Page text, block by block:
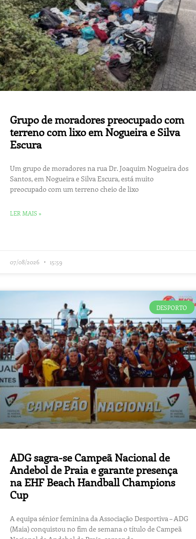
Grupo de moradores preocupado com
terreno com lixo em Nogueira e Silva
Escura
Um grupo de moradores na rua Dr. Joaquim Nogueira dos
Santos, em Nogueira e Silva Escura, está muito
preocupado com um terreno cheio de lixo
LER MAIS »
07/08/2026 15:59
DESPORTO
ADG sagra-se Campeã Nacional de
Andebol de Praia e garante presença
na EHF Beach Handball Champions
Cup
A equipa sénior feminina da Associação Desportiva – ADG
(Maia) conquistou no fim de semana o título de Campeã